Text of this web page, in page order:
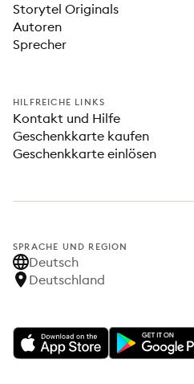
Storytel Originals
Autoren
Sprecher
HILFREICHE LINKS
Kontakt und Hilfe
Geschenkkarte kaufen
Geschenkkarte einlösen
SPRACHE UND REGION
Deutsch
Deutschland